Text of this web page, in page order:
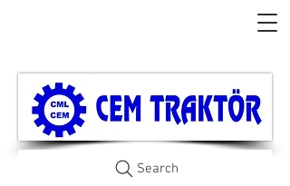
Search